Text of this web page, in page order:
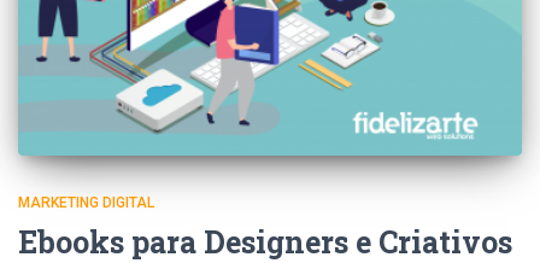
MARKETING DIGITAL
Ebooks para Designers e Criativos